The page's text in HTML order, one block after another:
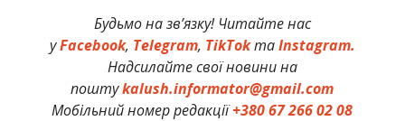
Будьмо на зв’язку! Читайте нас
уFacebook, Telegram, TikTokтаInstagram.
Надсилайте свої новини на
поштуkalush.informator@gmail.com
Мобільний номер редакції+380 67 266 02 08